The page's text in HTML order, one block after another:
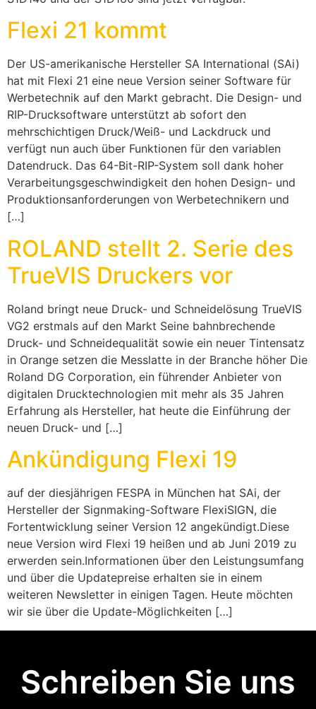
Flexi 21 kommt
Der US-amerikanische Hersteller SA International (SAi)
hat mit Flexi 21 eine neue Version seiner Software für
Werbetechnik auf den Markt gebracht. Die Design- und
RIP-Drucksoftware unterstützt ab sofort den
mehrschichtigen Druck/Weiß- und Lackdruck und
verfügt nun auch über Funktionen für den variablen
Datendruck. Das 64-Bit-RIP-System soll dank hoher
Verarbeitungsgeschwindigkeit den hohen Design- und
Produktionsanforderungen von Werbetechnikern und
[…]
ROLAND stellt 2. Serie des
TrueVIS Druckers vor
Roland bringt neue Druck- und Schneidelösung TrueVIS
VG2 erstmals auf den Markt Seine bahnbrechende
Druck- und Schneidequalität sowie ein neuer Tintensatz
in Orange setzen die Messlatte in der Branche höher Die
Roland DG Corporation, ein führender Anbieter von
digitalen Drucktechnologien mit mehr als 35 Jahren
Erfahrung als Hersteller, hat heute die Einführung der
neuen Druck- und […]
Ankündigung Flexi 19
auf der diesjährigen FESPA in München hat SAi, der
Hersteller der Signmaking-Software FlexiSIGN, die
Fortentwicklung seiner Version 12 angekündigt.Diese
neue Version wird Flexi 19 heißen und ab Juni 2019 zu
erwerden sein.Informationen über den Leistungsumfang
und über die Updatepreise erhalten sie in einem
weiteren Newsletter in einigen Tagen. Heute möchten
wir sie über die Update-Möglichkeiten […]
Schreiben Sie uns